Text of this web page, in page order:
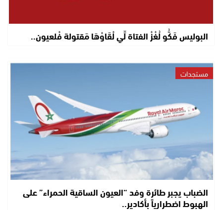
البوليس فَكُّو لُغْزْ الفتاة لِّي لْقَاوْهَا مَقتولة فْلعيون..
مستجدات
الضباب يجبر طائرة وفد “العيون الساقية الحمراء” على
الهبوط اضطرارياً بأكادير..